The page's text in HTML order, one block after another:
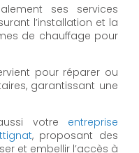
ses services
l’installation et la
de chauffage pour
pour réparer ou
garantissant une
votre entreprise
, proposant des
et embellir l’accès à